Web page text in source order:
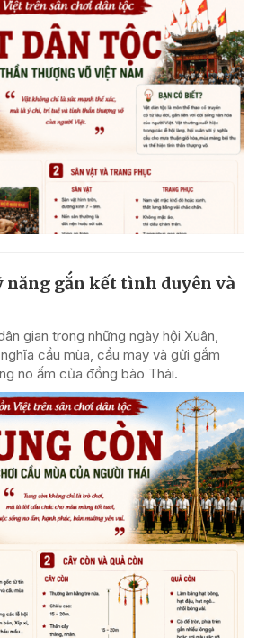
năng gắn kết tình duyên và
gian trong những ngày hội Xuân,
cầu mùa, cầu may và gửi gắm
no ấm của đồng bào Thái.